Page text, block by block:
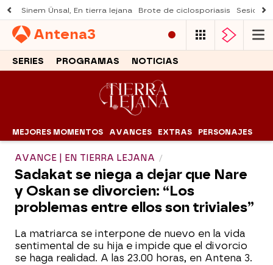
Sinem Ünsal, En tierra lejana Brote de ciclosporiasis Sesión
Antena3
SERIES PROGRAMAS NOTICIAS
MEJORES MOMENTOS AVANCES EXTRAS PERSONAJES
AVANCE | EN TIERRA LEJANA
Sadakat se niega a dejar que Nare
y Oskan se divorcien: “Los
problemas entre ellos son triviales”
La matriarca se interpone de nuevo en la vida
sentimental de su hija e impide que el divorcio
se haga realidad. A las 23.00 horas, en Antena 3.